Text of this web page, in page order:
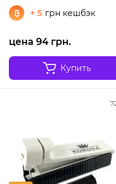
+ 5 грн кешбэк
цена 94 грн.
Купить